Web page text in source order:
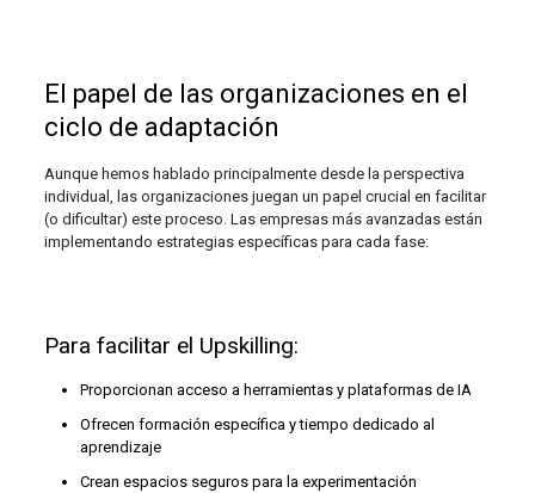
El papel de las organizaciones en el
ciclo de adaptación
Aunque hemos hablado principalmente desde la perspectiva
individual, las organizaciones juegan un papel crucial en facilitar
(o dificultar) este proceso. Las empresas más avanzadas están
implementando estrategias específicas para cada fase:
Para facilitar el Upskilling:
Proporcionan acceso a herramientas y plataformas de IA
Ofrecen formación específica y tiempo dedicado al
aprendizaje
Crean espacios seguros para la experimentación